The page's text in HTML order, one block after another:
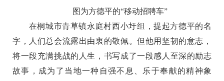
图为方德平的“移动招聘车”
在桐城市青草镇永庭村西小圩组，提起方德平的名
字，人们总会流露出由衷的敬佩。但他用坚韧的意志，
将一段充满挑战的人生，书写成了一段感人至深的励志
故事，成为了当地一种自强不息、乐于奉献的精神象